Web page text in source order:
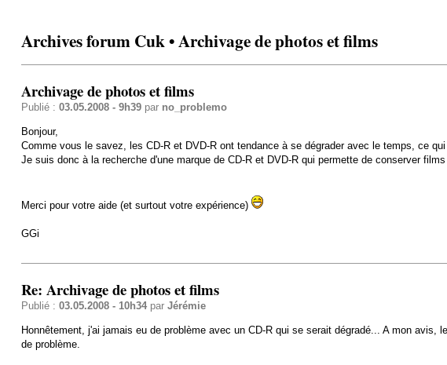
Archives forum Cuk • Archivage de photos et films
Archivage de photos et films
Publié : 03.05.2008 - 9h39par no_problemo
Bonjour,
Comme vous le savez, les CD-R et DVD-R ont tendance à se dégrader avec le temps, ce
Je suis donc à la recherche d'une marque de CD-R et DVD-R qui permette de conserver
Merci pour votre aide (et surtout votre expérience)
GGi
Re: Archivage de photos et films
Publié : 03.05.2008 - 10h34par Jérémie
Honnêtement, j'ai jamais eu de problème avec un CD-R qui se serait dégradé... A mon
de problème.